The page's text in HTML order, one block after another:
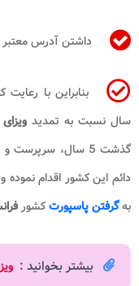
داشتن آدرس
بنابراین با
سال نسبت به تمدید
گذشت 5 سال، سرپرست و اعضای خانواده او می توانند برای
دائم این کشور اقدام نموده و پس
بهگرفتن پاسپورتکشور
بیشتر بخوانید :